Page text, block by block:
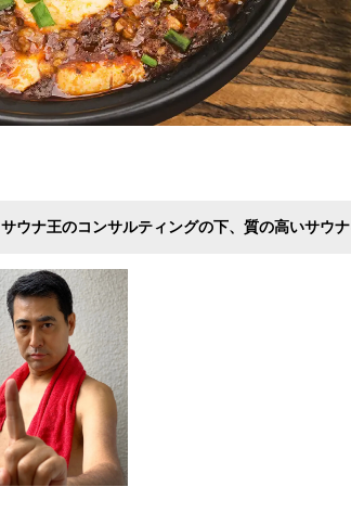
サウナ王のコンサルティングの下、質の高いサウ